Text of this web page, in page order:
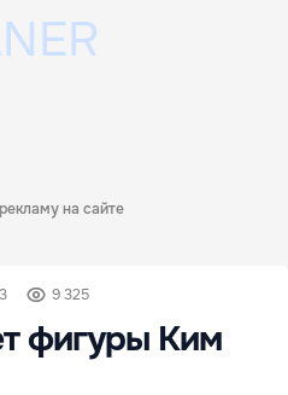
на сайте
9 325
фигуры Ким